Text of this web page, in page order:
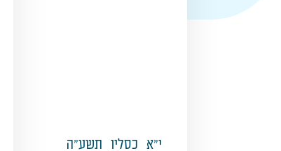
י"א כסליו
תשע"ה